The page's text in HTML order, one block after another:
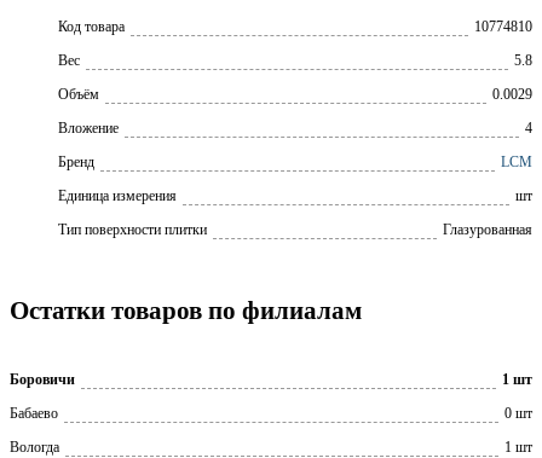
Код товара
10774810
Вес
5.8
Объём
0.0029
Вложение
4
Бренд
LCM
Единица измерения
шт
Тип поверхности плитки
Глазурованная
Остатки товаров по филиалам
Боровичи
1 шт
Бабаево
0 шт
Вологда
1 шт